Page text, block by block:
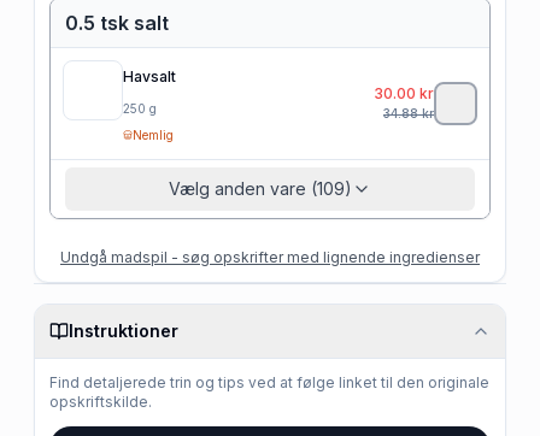
0.5 tsk salt
Havsalt
250 g
Nemlig
30.00 kr
34.88kr
Vælg anden vare (109)
Undgå madspil - søg opskrifter med lignende ingredienser
Instruktioner
Find detaljerede trin og tips ved at følge linket til den originale
opskriftskilde.